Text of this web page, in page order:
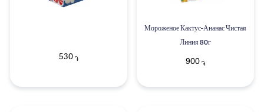
530֏
Мороженое Кактус-Ананас Чистая
Линия 80г
900 ֏